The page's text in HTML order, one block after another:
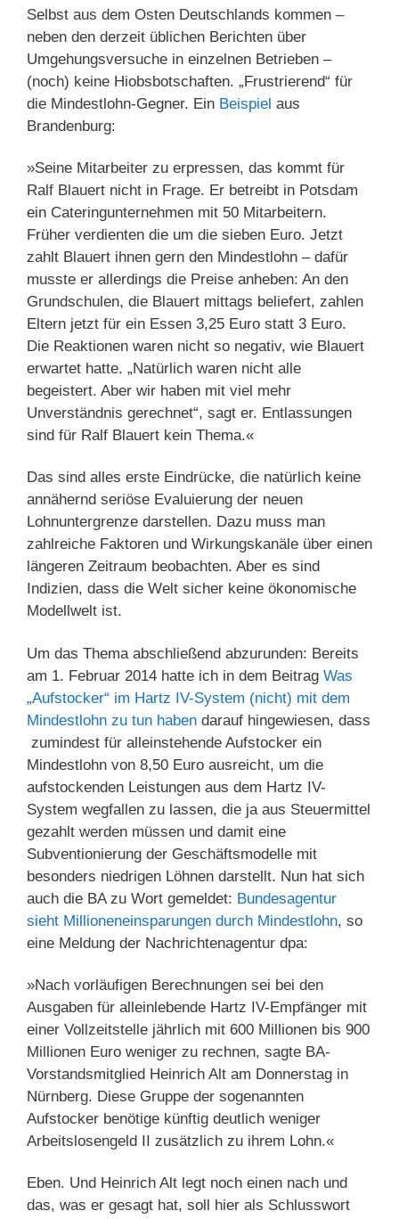
Selbst aus dem Osten Deutschlands kommen –
neben den derzeit üblichen Berichten über
Umgehungsversuche in einzelnen Betrieben –
(noch) keine Hiobsbotschaften. „Frustrierend“ für
die Mindestlohn-Gegner. Ein Beispiel aus
Brandenburg:
»Seine Mitarbeiter zu erpressen, das kommt für
Ralf Blauert nicht in Frage. Er betreibt in Potsdam
ein Cateringunternehmen mit 50 Mitarbeitern.
Früher verdienten die um die sieben Euro. Jetzt
zahlt Blauert ihnen gern den Mindestlohn – dafür
musste er allerdings die Preise anheben: An den
Grundschulen, die Blauert mittags beliefert, zahlen
Eltern jetzt für ein Essen 3,25 Euro statt 3 Euro.
Die Reaktionen waren nicht so negativ, wie Blauert
erwartet hatte. „Natürlich waren nicht alle
begeistert. Aber wir haben mit viel mehr
Unverständnis gerechnet“, sagt er. Entlassungen
sind für Ralf Blauert kein Thema.«
Das sind alles erste Eindrücke, die natürlich keine
annähernd seriöse Evaluierung der neuen
Lohnuntergrenze darstellen. Dazu muss man
zahlreiche Faktoren und Wirkungskanäle über einen
längeren Zeitraum beobachten. Aber es sind
Indizien, dass die Welt sicher keine ökonomische
Modellwelt ist.
Um das Thema abschließend abzurunden: Bereits
am 1. Februar 2014 hatte ich in dem Beitrag Was
„Aufstocker“ im Hartz IV-System (nicht) mit dem
Mindestlohn zu tun haben darauf hingewiesen, dass
zumindest für alleinstehende Aufstocker ein
Mindestlohn von 8,50 Euro ausreicht, um die
aufstockenden Leistungen aus dem Hartz IV-
System wegfallen zu lassen, die ja aus Steuermittel
gezahlt werden müssen und damit eine
Subventionierung der Geschäftsmodelle mit
besonders niedrigen Löhnen darstellt. Nun hat sich
auch die BA zu Wort gemeldet: Bundesagentur
sieht Millioneneinsparungen durch Mindestlohn, so
eine Meldung der Nachrichtenagentur dpa:
»Nach vorläufigen Berechnungen sei bei den
Ausgaben für alleinlebende Hartz IV-Empfänger mit
einer Vollzeitstelle jährlich mit 600 Millionen bis 900
Millionen Euro weniger zu rechnen, sagte BA-
Vorstandsmitglied Heinrich Alt am Donnerstag in
Nürnberg. Diese Gruppe der sogenannten
Aufstocker benötige künftig deutlich weniger
Arbeitslosengeld II zusätzlich zu ihrem Lohn.«
Eben. Und Heinrich Alt legt noch einen nach und
das, was er gesagt hat, soll hier als Schlusswort